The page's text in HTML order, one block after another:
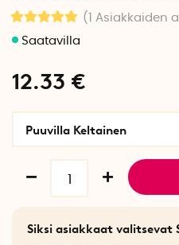
(1 Asiakkaiden
12.33 €
Puuvilla Keltainen
Siksi asiakkaat valitsevat